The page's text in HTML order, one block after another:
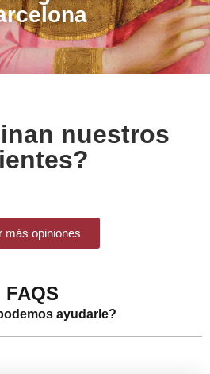
nuestros
más opiniones
FAQS
ayudarle?